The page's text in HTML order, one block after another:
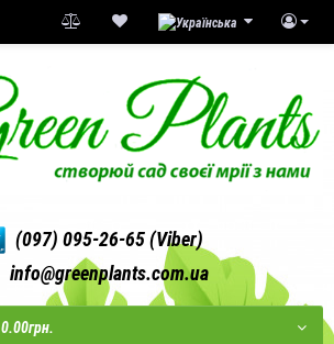
(097) 095-26-65 (Viber)
info@greenplants.com.ua
0.00грн.